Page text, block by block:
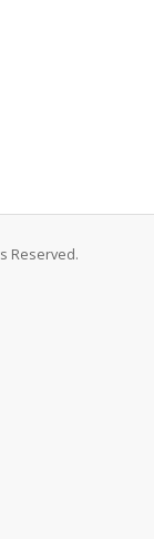
Reserved.